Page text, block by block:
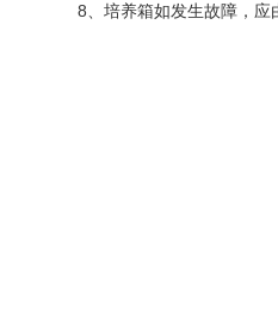
8、培养箱如发生故障，应